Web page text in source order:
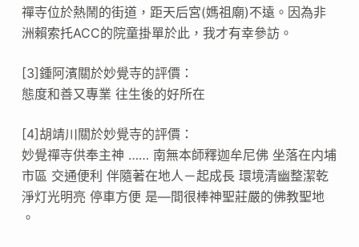
禪寺位於熱鬧的街道，距天后宮(媽祖廟)不遠。因為非
洲賴索托ACC的院童掛單於此，我才有幸參訪。
[3]鍾阿濱關於妙覺寺的評價：
態度和善又專業 往生後的好所在
[4]胡靖川關於妙覺寺的評價：
妙覺禪寺供奉主神 …… 南無本師釋迦牟尼佛 坐落在内埔
市區 交通便利 伴隨著在地人－起成長 環境清幽整潔乾
淨灯光明亮 停車方便 是—間很棒神聖莊嚴的佛教聖地
。